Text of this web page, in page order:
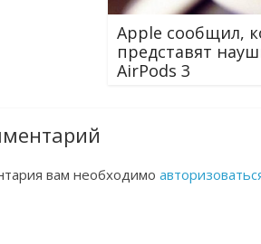
Apple сообщил,
представят
AirPods 3
вам необходимо